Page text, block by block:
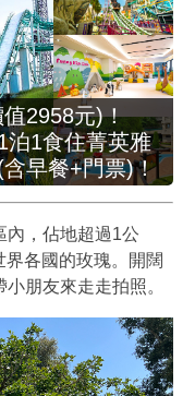
2958元)！
泊1食住菁英雅
早餐+門票)！
內，佔地超過1公
各國的玫瑰。開闊
朋友來走走拍照。